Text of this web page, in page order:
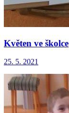
Květen ve školce
25. 5. 2021